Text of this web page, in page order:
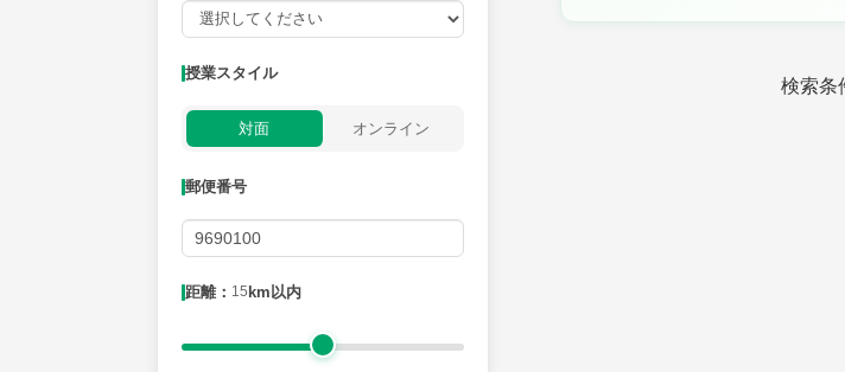
授業スタイル
対面 オンライン
郵便番号
距離： 15 km以内
検索条
授業可能日
月曜日 火曜日
距離：15km以内
年齢：18-101歳